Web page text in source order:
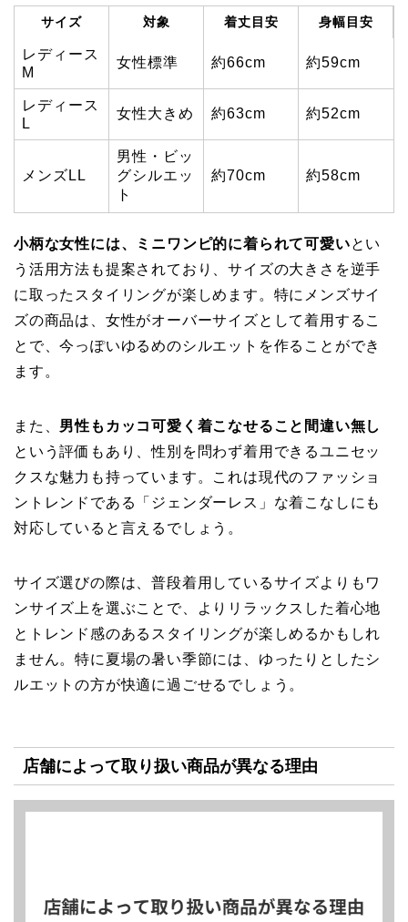
サイズ 対象 着丈目安 身幅目安
レディース
M
女性標準 約66cm 約59cm
レディース
L
女性大きめ 約63cm 約52cm
メンズLL
男性・ビッ
グシルエッ
ト
約70cm 約58cm
小柄な女性には、ミニワンピ的に着られて可愛いとい
う活用方法も提案されており、サイズの大きさを逆手
に取ったスタイリングが楽しめます。特にメンズサイ
ズの商品は、女性がオーバーサイズとして着用するこ
とで、今っぽいゆるめのシルエットを作ることができ
ます。
また、 男性もカッコ可愛く着こなせること間違い無し
という評価もあり、性別を問わず着用できるユニセッ
クスな魅力も持っています。これは現代のファッショ
ントレンドである「ジェンダーレス」な着こなしにも
対応していると言えるでしょう。
サイズ選びの際は、普段着用しているサイズよりもワ
ンサイズ上を選ぶことで、よりリラックスした着心地
とトレンド感のあるスタイリングが楽しめるかもしれ
ません。特に夏場の暑い季節には、ゆったりとしたシ
ルエットの方が快適に過ごせるでしょう。
店舗によって取り扱い商品が異なる理由